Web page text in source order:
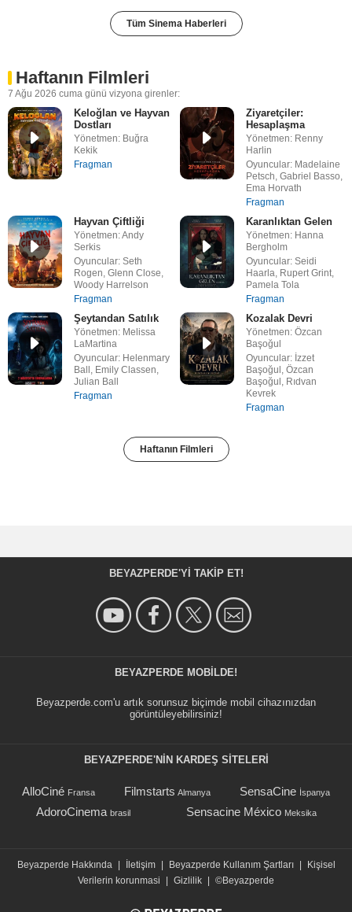
Tüm Sinema Haberleri
Haftanın Filmleri
7 Ağu 2026 cuma günü vizyona girenler:
Keloğlan ve Hayvan
Dostları
Yönetmen: Buğra
Kekik
Fragman
Ziyaretçiler:
Hesaplaşma
Yönetmen: Renny
Harlin
Oyuncular: Madelaine
Petsch, Gabriel Basso,
Ema Horvath
Fragman
Hayvan Çiftliği
Yönetmen: Andy
Serkis
Oyuncular: Seth
Rogen, Glenn Close,
Woody Harrelson
Fragman
Karanlıktan Gelen
Yönetmen: Hanna
Bergholm
Oyuncular: Seidi
Haarla, Rupert Grint,
Pamela Tola
Fragman
Şeytandan Satılık
Yönetmen: Melissa
LaMartina
Oyuncular: Helenmary
Ball, Emily Classen,
Julian Ball
Fragman
Kozalak Devri
Yönetmen: Özcan
Başoğul
Oyuncular: İzzet
Başoğul, Özcan
Başoğul, Rıdvan
Kevrek
Fragman
Haftanın Filmleri
BEYAZPERDE'YI TAKIP ET!
BEYAZPERDE MOBILDE!
Beyazperde.com'u artık sorunsuz biçimde mobil cihazınızdan
görüntüleyebilirsiniz!
BEYAZPERDE'NIN KARDEŞ SİTELERİ
AlloCiné Fransa Filmstarts Almanya SensaCine İspanya
AdoroCinema brasil Sensacine México Meksika
Beyazperde Hakkında İletişim Beyazperde Kullanım Şartları
Kişisel
Verilerin korunmasi
Gizlilik ©Beyazperde